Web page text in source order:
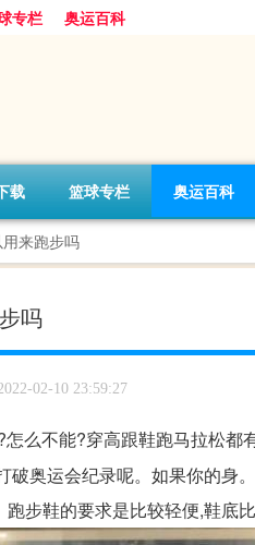
专栏 奥运百科
载 篮球专栏 奥运百科
来跑步吗
吗
02-10 23:59:27
么不能?穿高跟鞋跑马拉松都
破奥运会纪录呢。如果你的身
步鞋的要求是比较轻便,鞋底比